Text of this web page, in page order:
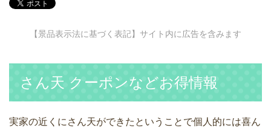
【景品表示法に基づく表記】サイト内に広告を含みます
さん天 クーポンなどお得情報
実家の近くにさん天ができたということで個人的には喜ん